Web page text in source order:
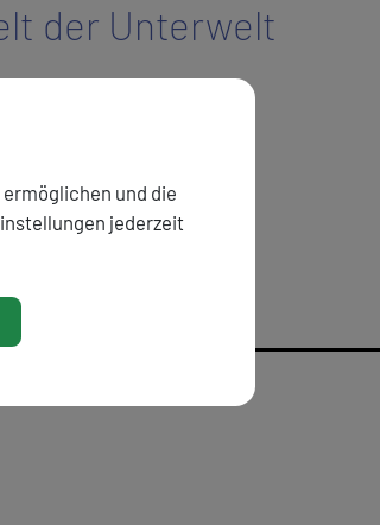
der Unterwelt
und die
jederzeit